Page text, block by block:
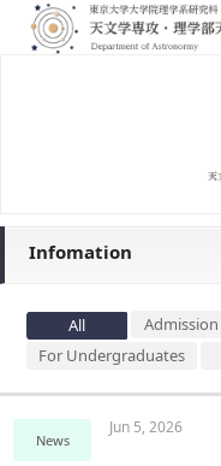
Seminars
Contacts
Infomation
All Admission
For Undergraduates
News
Jun 5, 2026